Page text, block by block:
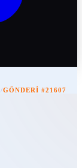
/GÖNDERI #21607